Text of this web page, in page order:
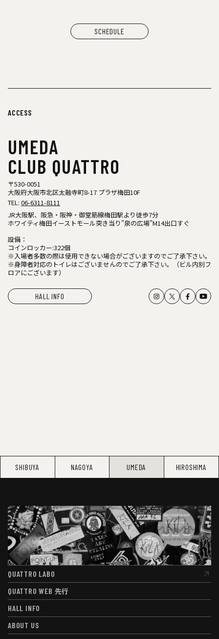
SCHEDULE
ACCESS
UMEDA
CLUB QUATTRO
〒530-0051
大阪府大阪市北区太融寺町8-17 プラザ梅田10F
TEL: 06-6311-8111
JR大阪駅、阪急・阪神・御堂筋線梅田駅より徒歩7分
ホワイティ梅田イーストモール突き当り"泉の広場"M14出口すぐ
設備：
コインロッカー:322個
※入場者多数の際は使用できない場合がございますのでご了承下さい。
※身障者対応のトイレはございませんのでご了承下さい。（ビル内別フ
ロアにございます）
HALL INFO
SHIBUYA NAGOYA UMEDA HIROSHIMA
QUATTRO LABO
QUATTRO LABO
QUATTRO WEB 先行
QUATTRO WEB先行
HALL INFO
HALL INFO
ABOUT US
ABOUT US